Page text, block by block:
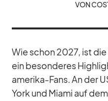
VON
Wie schon 2027, ist
ein be­son­de­res
ame­rika-Fans. An der
York und Mi­ami auf